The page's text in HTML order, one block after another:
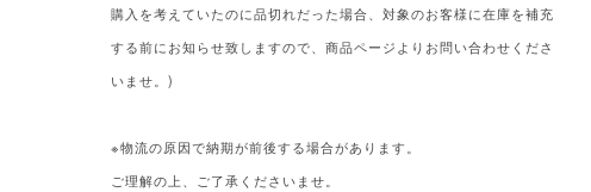
購入を考えていたのに品切れだった場合、対象のお客様に在庫を補充
する前にお知らせ致しますので、商品ページよりお問い合わせくださ
いませ。)
※物流の原因で納期が前後する場合があります。
ご理解の上、ご了承くださいませ。